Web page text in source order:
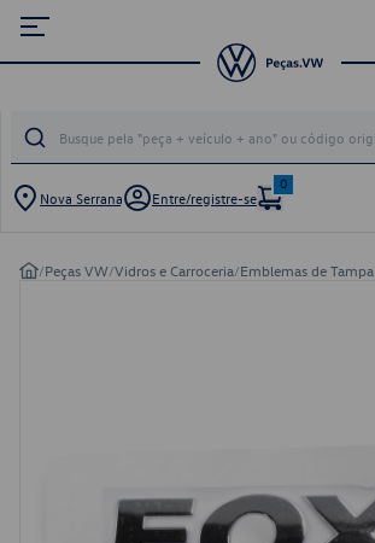
Nova Serrana Entre/registre-se
0
/Peças VW/Vidros e Carroceria/Emblemas de Tampa